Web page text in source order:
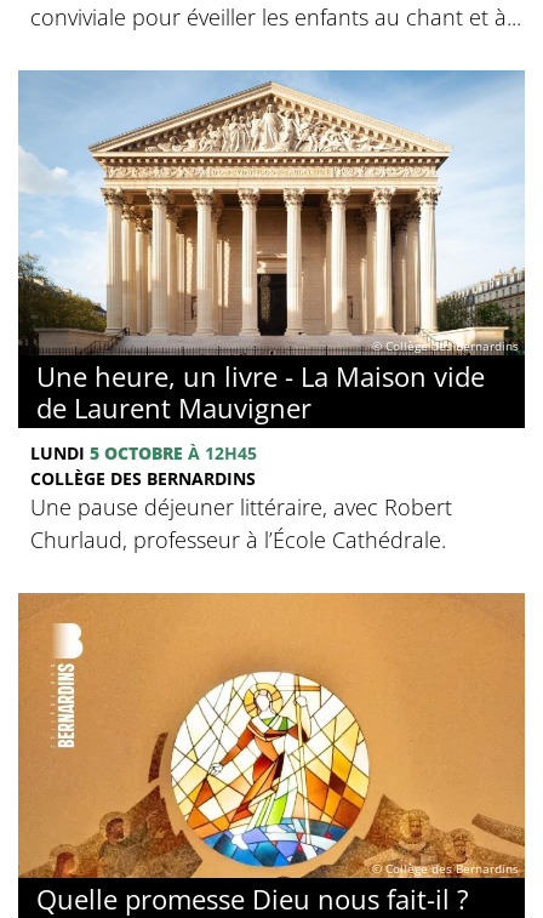
conviviale pour éveiller les enfants au chant et à...
© Collège des Bernardins
Une heure, un livre - La Maison vide
de Laurent Mauvigner
LUNDI 5 OCTOBRE À 12H45
COLLÈGE DES BERNARDINS
Une pause déjeuner littéraire, avec Robert
Churlaud, professeur à l’École Cathédrale.
© Collège des Bernardins
Quelle promesse Dieu nous fait-il ?